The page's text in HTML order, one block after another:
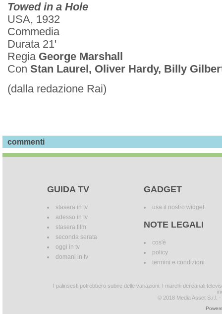
Towed in a Hole
USA, 1932
Commedia
Durata 21'
Regia George Marshall
Con Stan Laurel, Oliver Hardy, Billy
(dalla redazione Rai)
commenti
GUIDA TV
stasera in tv
adesso in tv
stasera film
seconda serata
oggi in tv
domani in tv
GADGET
usa il nostro widget
NOTE LEGALI
cos'è
policy
termini e condizioni
I palinsesti potrebbero subire delle variazioni. I marchi dei canali
© 2018 Media Asset S.r.l.